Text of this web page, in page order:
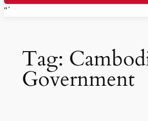
“`
Tag:
Government